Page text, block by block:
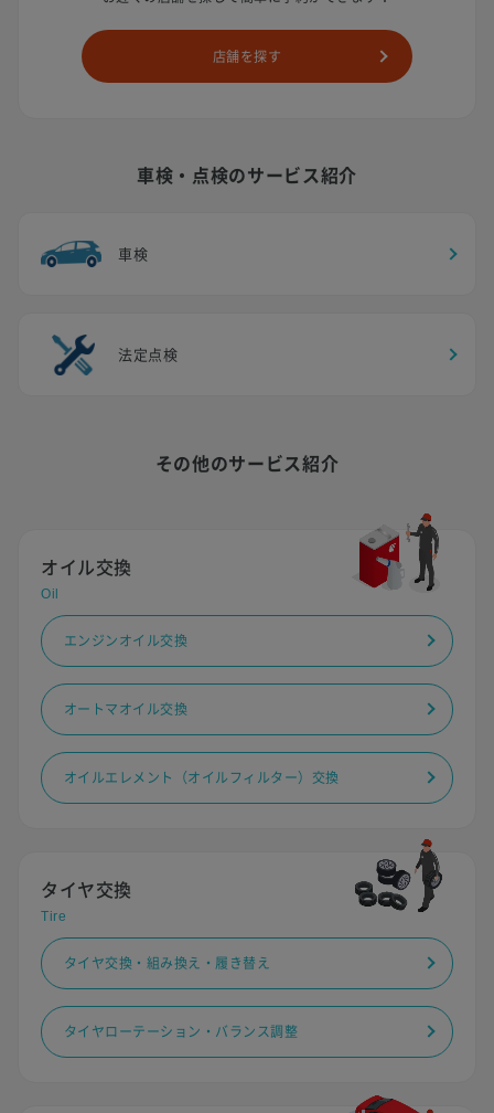
店舗を探す
車検・点検のサービス紹介
車検
法定点検
その他のサービス紹介
オイル交換
Oil
エンジンオイル交換
オートマオイル交換
オイルエレメント（オイルフィルター）交換
タイヤ交換
Tire
タイヤ交換・組み換え・履き替え
タイヤローテーション・バランス調整